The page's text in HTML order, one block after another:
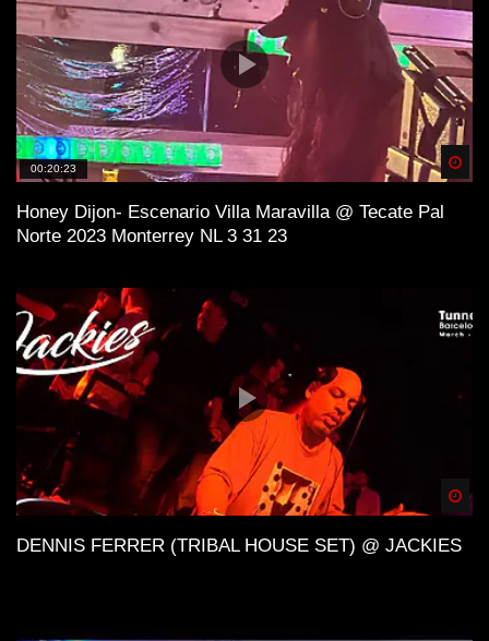
00:20:23
Honey Dijon- Escenario Villa Maravilla @ Tecate Pal
Norte 2023 Monterrey NL 3 31 23
DENNIS FERRER (TRIBAL HOUSE SET) @ JACKIES